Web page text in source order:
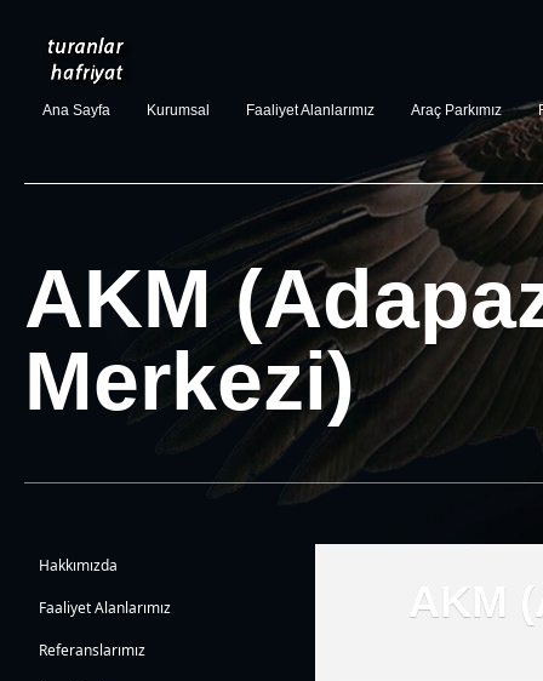
Ana Sayfa Kurumsal Faaliyet Alanlarımız Araç Parkımız
AKM
Merkezi)
Hakkımızda
Faaliyet Alanlarımız
Referanslarımız
AKM